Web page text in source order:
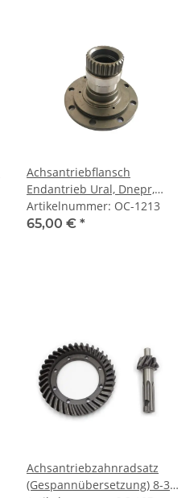
Achsantriebflansch
Endantrieb Ural, Dnepr,
K750, M72.
Artikelnummer: OC-1213
65,00 € *
Achsantriebzahnradsatz
(Gespannübersetzung) 8-37